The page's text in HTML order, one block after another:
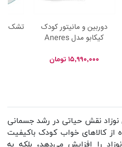
دوربین و مانیتور کودک
کیکابو مدل Aneres
۱۵,۹۹۰,۰۰۰ تومان
تشک
نوزاد نقش حیاتی در رشد جسمانی
از کالاهای خواب کودک باکیفیت
را افزایش می‌دهد، بلکه به